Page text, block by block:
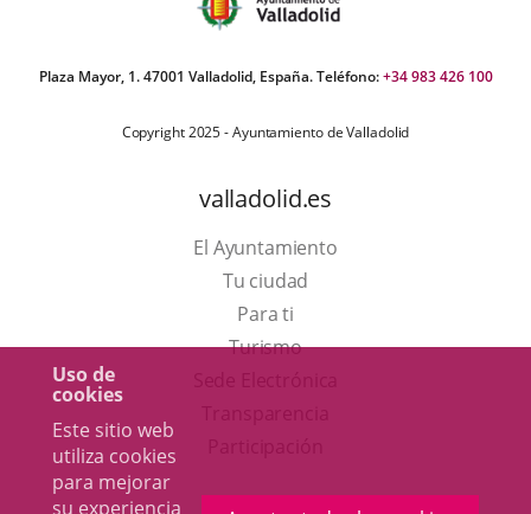
Uso de
cookies
Este sitio web
utiliza cookies
para mejorar
su experiencia
Plaza Mayor, 1. 47001 Valladolid, España. Teléfono:+34 983 426 100
Copyright 2025 - Ayuntamiento de Valladolid
valladolid.es
El Ayuntamiento
Tu ciudad
Para ti
TurismoEste